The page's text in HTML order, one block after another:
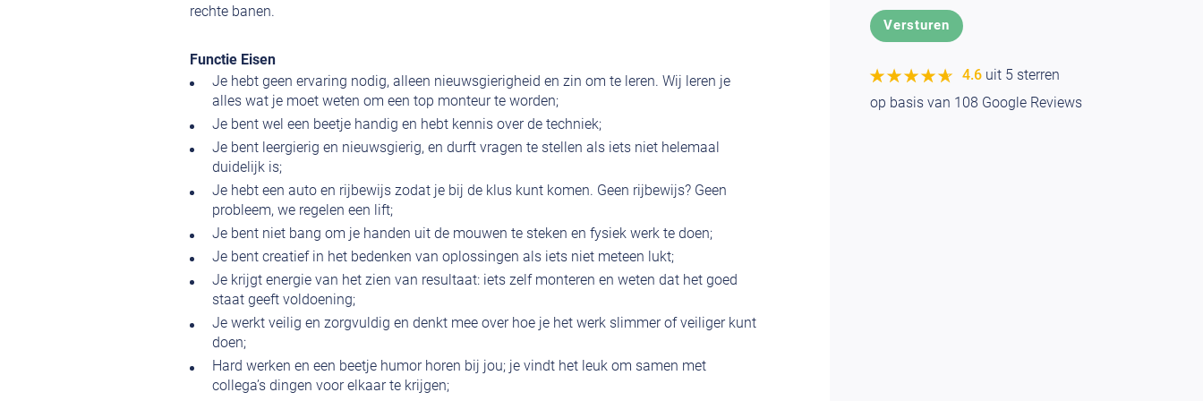
rechte banen.
Functie Eisen
Je hebt geen ervaring nodig, alleen nieuwsgierigheid en zin om te leren. Wij leren je
alles wat je moet weten om een top monteur te worden;
Je bent wel een beetje handig en hebt kennis over de techniek;
Je bent leergierig en nieuwsgierig, en durft vragen te stellen als iets niet helemaal
duidelijk is;
Je hebt een auto en rijbewijs zodat je bij de klus kunt komen. Geen rijbewijs? Geen
probleem, we regelen een lift;
Je bent niet bang om je handen uit de mouwen te steken en fysiek werk te doen;
Je bent creatief in het bedenken van oplossingen als iets niet meteen lukt;
Je krijgt energie van het zien van resultaat: iets zelf monteren en weten dat het goed
staat geeft voldoening;
Je werkt veilig en zorgvuldig en denkt mee over hoe je het werk slimmer of veiliger kunt
doen;
Hard werken en een beetje humor horen bij jou; je vindt het leuk om samen met
collega’s dingen voor elkaar te krijgen;
★★★★★
★★★★★ 4.6 uit 5 sterren
op basis van 108 Google Reviews